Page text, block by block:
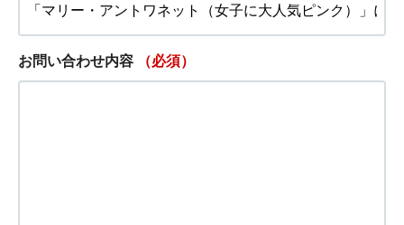
お問い合わせ内容 （必須）